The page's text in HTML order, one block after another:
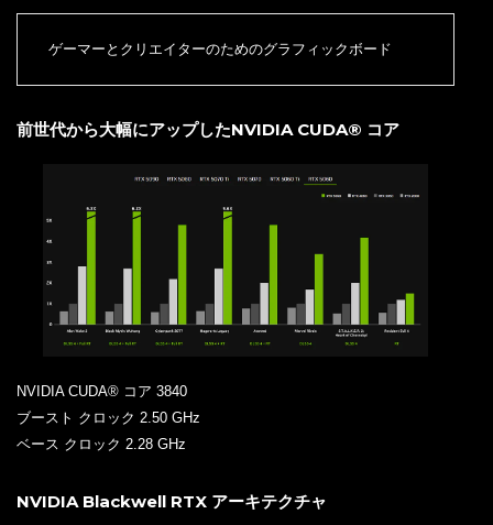
ゲーマーとクリエイターのためのグラフィックボード
前世代から大幅にアップしたNVIDIA CUDA® コア
NVIDIA CUDA® コア 3840
ブースト クロック 2.50 GHz
ベース クロック 2.28 GHz
NVIDIA Blackwell RTX アーキテクチャ